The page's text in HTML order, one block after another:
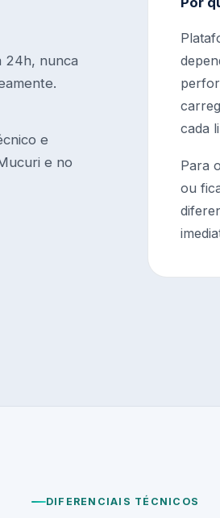
24h, nunca
e
e no
cada
Para
ou
DIFERENCIAIS TÉCNICOS